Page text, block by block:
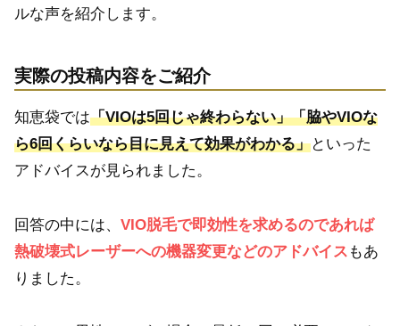
ルな声を紹介します。
実際の投稿内容をご紹介
知恵袋では「VIOは5回じゃ終わらない」「脇やVIOな
ら6回くらいなら目に見えて効果がわかる」といった
アドバイスが見られました。
回答の中には、 VIO脱毛で即効性を求めるのであれば
熱破壊式レーザーへの機器変更などのアドバイス もあ
りました。